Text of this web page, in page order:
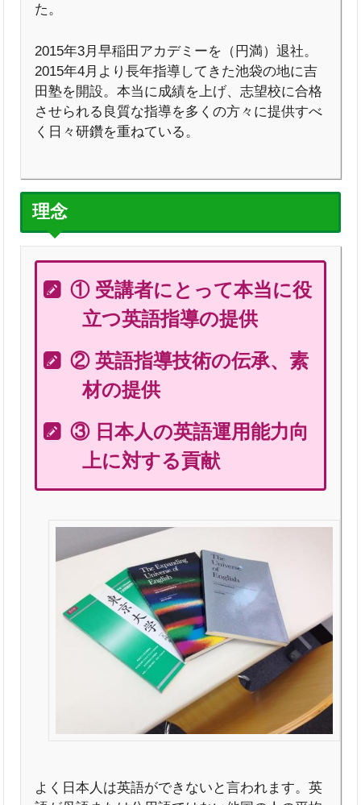
た。
2015年3月早稲田アカデミーを（円満）退社。
2015年4月より長年指導してきた池袋の地に吉
田塾を開設。本当に成績を上げ、志望校に合格
させられる良質な指導を多くの方々に提供すべ
く日々研鑽を重ねている。
理念
① 受講者にとって本当に役
立つ英語指導の提供
② 英語指導技術の伝承、素
材の提供
③ 日本人の英語運用能力向
上に対する貢献
よく日本人は英語ができないと言われます。英